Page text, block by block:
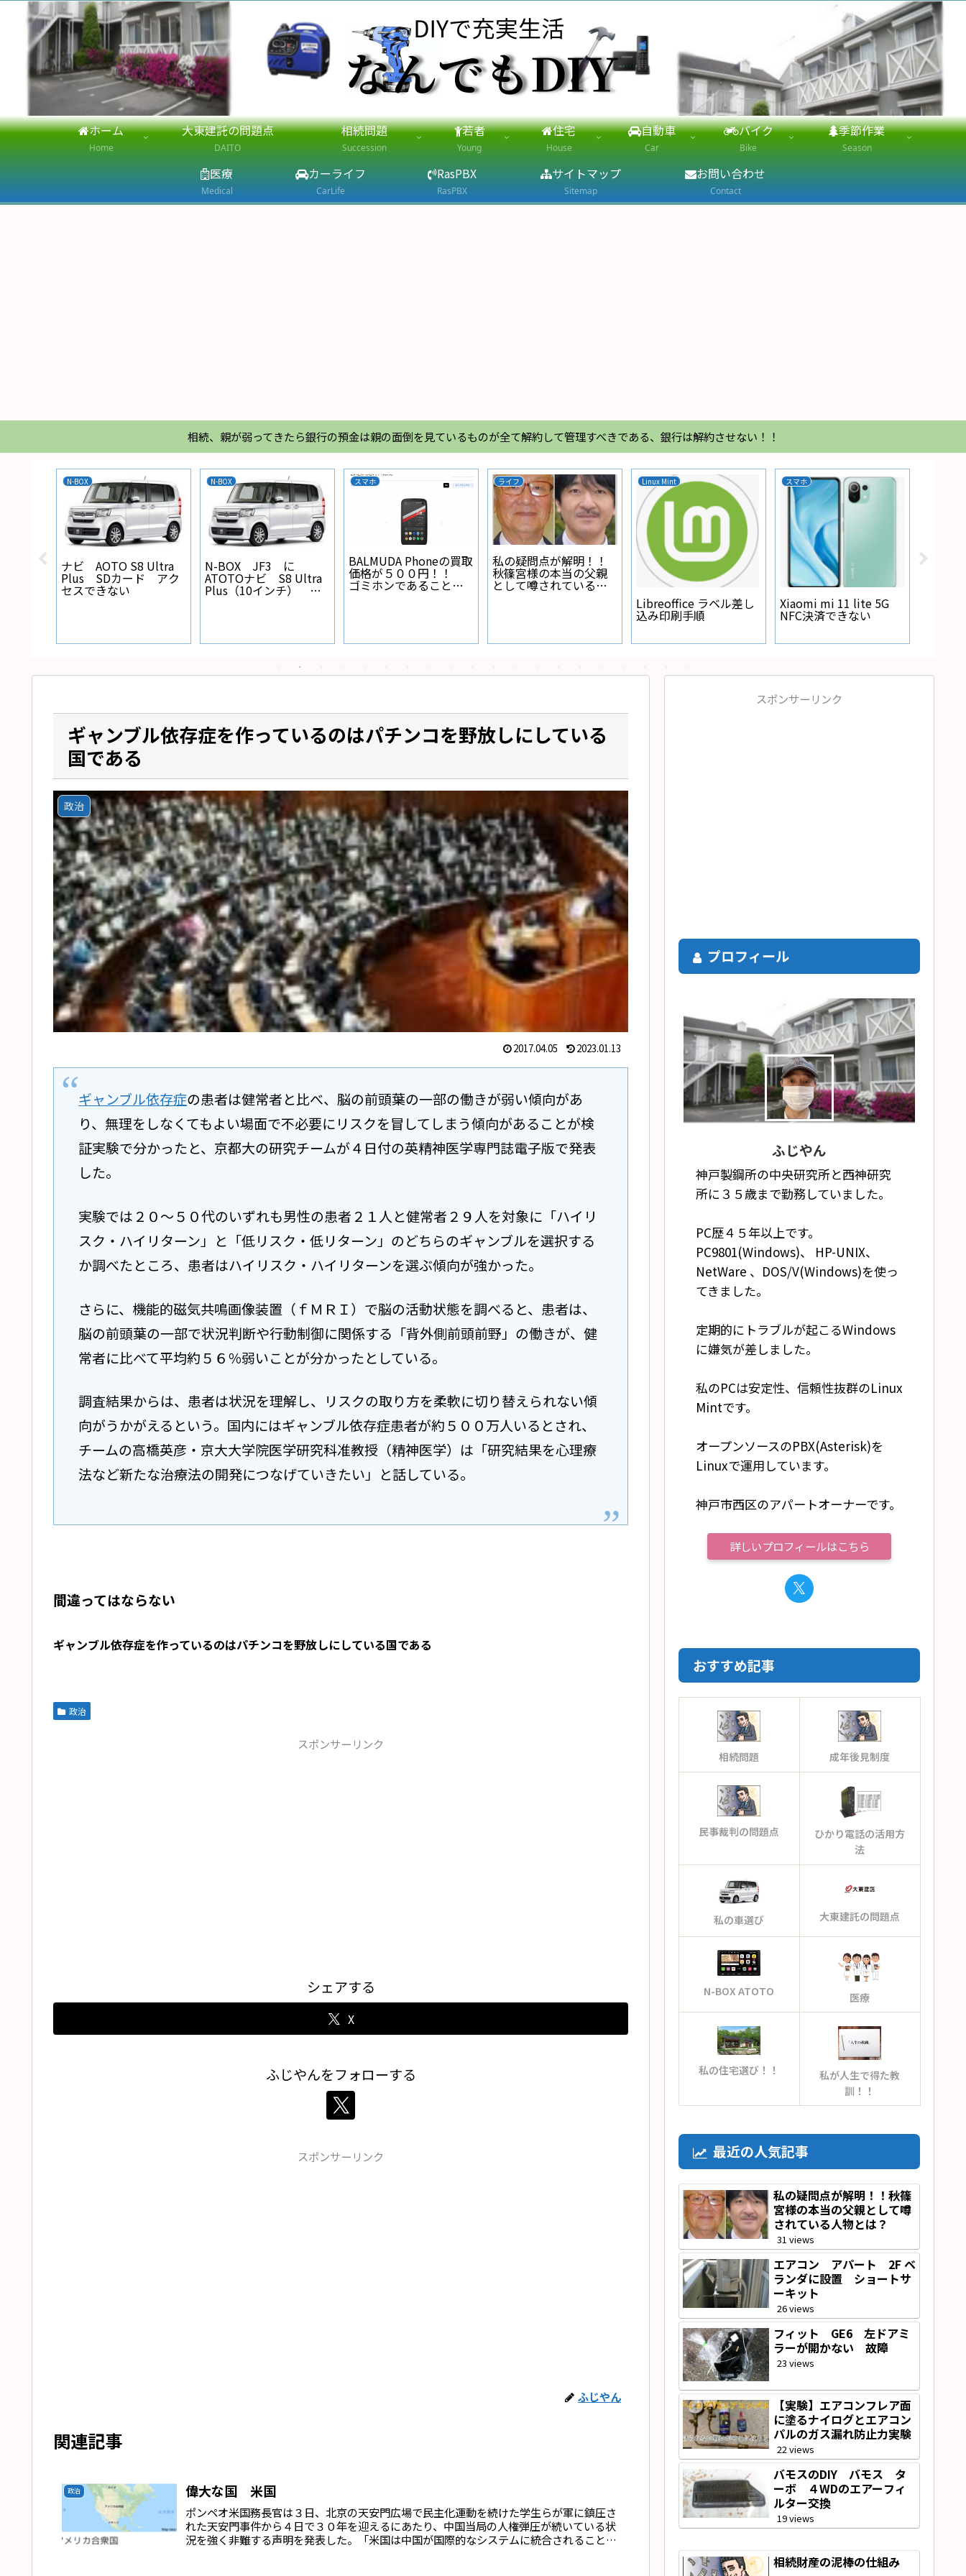
ホーム
Home
大東建託の問題点
DAITO
相続問題
Succession
若者
Young
住宅
House
自動車
Car
バイク
Bike
季節作業
Season
医療
Medical
カーライフ
CarLife
RasPBX
RasPBX
サイトマップ
Sitemap
お問い合わせ
Contact
相続、親が弱ってきたら銀行の預金は親の面倒を見ているものが全て解約して管理すべきである、銀行は解約させない！！
N-BOX
ナビ AOTO S8 Ultra
Plus SDカード アク
セスできない
N-BOX
N-BOX JF3 に
ATOTOナビ S8 Ultra
Plus（10インチ） を
取り付けた
スマホ
BALMUDA Phoneの買取
価格が５００円！！
ゴミホンであることが
ライフ
私の疑問点が解明！！
秋篠宮様の本当の父親
として噂されている人
Linux Mint
Libreoffice ラベル差し
込み印刷手順
スマホ
Xiaomi mi 11 lite 5G
NFC決済できない
ギャンブル依存症を作っているのはパチンコを野放しにしている
国である
政治
2017.04.05 2023.01.13
ギャンブル依存症の患者は健常者と比べ、脳の前頭葉の一部の働きが弱い傾向があ
り、無理をしなくてもよい場面で不必要にリスクを冒してしまう傾向があることが検
証実験で分かったと、京都大の研究チームが４日付の英精神医学専門誌電子版で発表
した。
実験では２０～５０代のいずれも男性の患者２１人と健常者２９人を対象に「ハイリ
スク・ハイリターン」と「低リスク・低リターン」のどちらのギャンブルを選択する
か調べたところ、患者はハイリスク・ハイリターンを選ぶ傾向が強かった。
さらに、機能的磁気共鳴画像装置（ｆＭＲＩ）で脳の活動状態を調べると、患者は、
脳の前頭葉の一部で状況判断や行動制御に関係する「背外側前頭前野」の働きが、健
常者に比べて平均約５６％弱いことが分かったとしている。
調査結果からは、患者は状況を理解し、リスクの取り方を柔軟に切り替えられない傾
向がうかがえるという。国内にはギャンブル依存症患者が約５００万人いるとされ、
チームの高橋英彦・京大大学院医学研究科准教授（精神医学）は「研究結果を心理療
法など新たな治療法の開発につなげていきたい」と話している。
間違ってはならない
ギャンブル依存症を作っているのはパチンコを野放しにしている国である
政治
スポンサーリンク
シェアする
X
ふじやんをフォローする
スポンサーリンク
ふじやん
関連記事
政治 偉大な国 米国
ポンペオ米国務長官は３日、北京の天安門広場で民主化運動を続けた学生らが軍に鎮圧さ
れた天安門事件から４日で３０年を迎えるにあたり、中国当局の人権弾圧が続いている状
況を強く非難する声明を発表した。「米国は中国が国際的なシステムに統合されること
スポンサーリンク
プロフィール
ふじやん
神戸製鋼所の中央研究所と西神研究
所に３５歳まで勤務していました。
PC歴４５年以上です。
PC9801(Windows)、 HP-UNIX、
NetWare 、DOS/V(Windows)を使っ
てきました。
定期的にトラブルが起こるWindows
に嫌気が差しました。
私のPCは安定性、信頼性抜群のLinux
Mintです。
オープンソースのPBX(Asterisk)を
Linuxで運用しています。
神戸市西区のアパートオーナーです。
詳しいプロフィールはこちら
おすすめ記事
相続問題 成年後見制度
民事裁判の問題点
ひかり電話の活用方
法
私の車選び 大東建託の問題点
N-BOX ATOTO 医療
私の住宅選び！！
私が人生で得た教
訓！！
最近の人気記事
私の疑問点が解明！！秋篠
宮様の本当の父親として噂
されている人物とは？
31 views
エアコン アパート 2F ベ
ランダに設置 ショートサ
ーキット
26 views
フィット GE6 左ドアミ
ラーが開かない 故障
23 views
【実験】エアコンフレア面
に塗るナイログとエアコン
パルのガス漏れ防止力実験
22 views
バモスのDIY バモス タ
ーボ ４WDのエアーフィ
ルター交換
19 views
相続財産の泥棒の仕組み